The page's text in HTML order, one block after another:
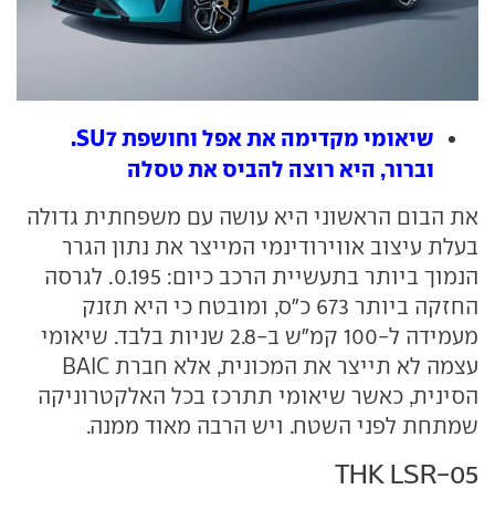
שיאומי מקדימה את אפל וחושפת SU7.
וברור, היא רוצה להביס את טסלה
את הבום הראשוני היא עושה עם משפחתית גדולה
בעלת עיצוב אווירודינמי המייצר את נתון הגרר
הנמוך ביותר בתעשיית הרכב כיום: 0.195. לגרסה
החזקה ביותר 673 כ"ס, ומובטח כי היא תזנק
מעמידה ל-100 קמ"ש ב-2.8 שניות בלבד. שיאומי
עצמה לא תייצר את המכונית, אלא חברת BAIC
הסינית, כאשר שיאומי תתרכז בכל האלקטרוניקה
שמתחת לפני השטח. ויש הרבה מאוד ממנה.
THK LSR-05